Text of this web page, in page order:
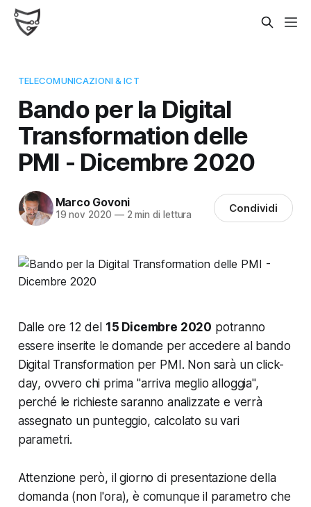
TELECOMUNICAZIONI & ICT
Bando per la Digital
Transformation delle
PMI - Dicembre 2020
Marco Govoni
19 nov 2020 —2 min di lettura Condividi
Dalle ore 12 del 15 Dicembre 2020 potranno
essere inserite le domande per accedere al bando
Digital Transformation per PMI. Non sarà unclick-
day, ovvero chi prima "arriva meglio alloggia",
perché le richieste saranno analizzate e verrà
assegnato un punteggio, calcolato su vari
parametri.
Attenzione però, il giorno di presentazione della
domanda (non l'ora), è comunque il parametro che